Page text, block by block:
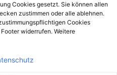
Cookies gesetzt. Sie können allen
zustimmen oder alle ablehnen.
Cookies
widerrufen. Weitere